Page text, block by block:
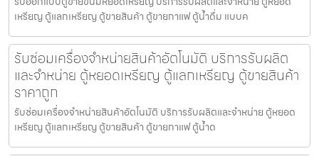
เหรียญ ตู้แลกเหรียญ ตู้ขายสินค้า ตู้ขายกาแฟ ตู้น้ำดื่ม แบบค
รับซ่อมเครื่องจำหน่ายสินค้า​อัตโนมัติ บริการรับผลิต
และจำหน่าย ตู้หยอดเหรียญ ตู้แลกเหรียญ ตู้ขายสินค้า
ราคาถูก
รับซ่อมเครื่องจำหน่ายสินค้า​อัตโนมัติ บริการรับผลิตและจำหน่าย ตู้หยอด
เหรียญ ตู้แลกเหรียญ ตู้ขายสินค้า ตู้ขายกาแฟ ตู้น้ำด